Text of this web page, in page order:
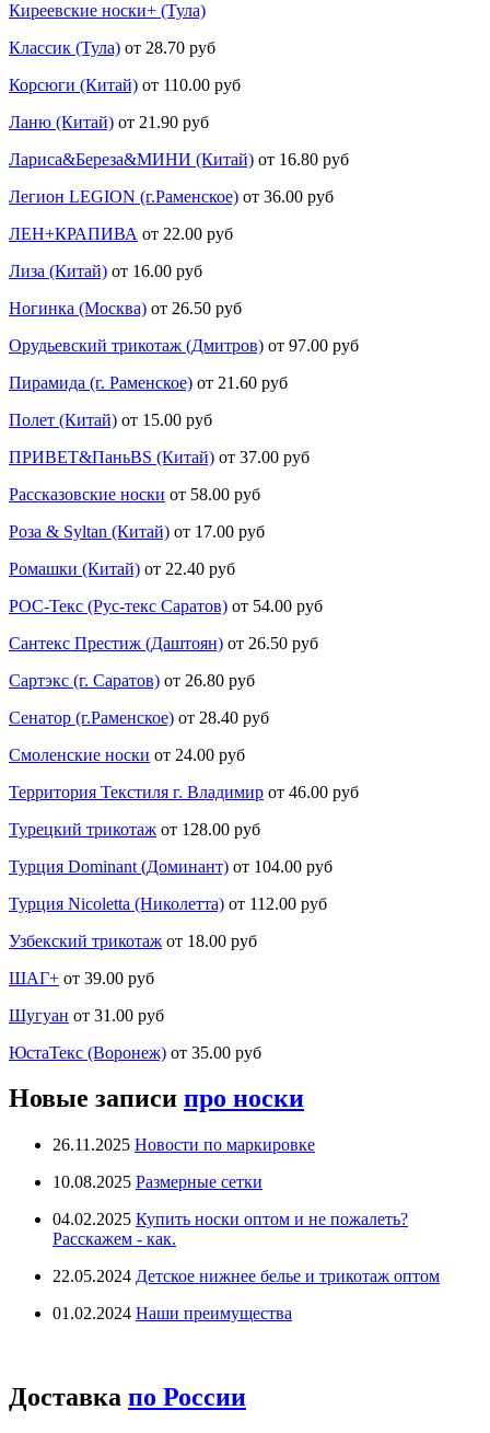
Киреевские носки+ (Тула)
Классик (Тула) от 28.70 руб
Корсюги (Китай) от 110.00 руб
Ланю (Китай) от 21.90 руб
Лариса&Береза&МИНИ (Китай) от 16.80 руб
Легион LEGION (г.Раменское) от 36.00 руб
ЛЕН+КРАПИВА от 22.00 руб
Лиза (Китай) от 16.00 руб
Ногинка (Москва) от 26.50 руб
Орудьевский трикотаж (Дмитров) от 97.00 руб
Пирамида (г. Раменское) от 21.60 руб
Полет (Китай) от 15.00 руб
ПРИВЕТ&ПаньBS (Китай) от 37.00 руб
Рассказовские носки от 58.00 руб
Роза & Syltan (Китай) от 17.00 руб
Ромашки (Китай) от 22.40 руб
РОС-Текс (Рус-текс Саратов) от 54.00 руб
Сантекс Престиж (Даштоян) от 26.50 руб
Сартэкс (г. Саратов) от 26.80 руб
Сенатор (г.Раменское) от 28.40 руб
Смоленские носки от 24.00 руб
Территория Текстиля г. Владимир от 46.00 руб
Турецкий трикотаж от 128.00 руб
Турция Dominant (Доминант) от 104.00 руб
Турция Nicoletta (Николетта) от 112.00 руб
Узбекский трикотаж от 18.00 руб
ШАГ+ от 39.00 руб
Шугуан от 31.00 руб
ЮстаТекс (Воронеж) от 35.00 руб
Новые записи про носки
26.11.2025 Новости по маркировке
10.08.2025 Размерные сетки
04.02.2025 Купить носки оптом и не пожалеть?
Расскажем - как.
22.05.2024 Детское нижнее белье и трикотаж оптом
01.02.2024 Наши преимущества
Доставка по России